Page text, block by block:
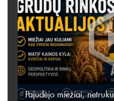
Pajudėjo miežiai,